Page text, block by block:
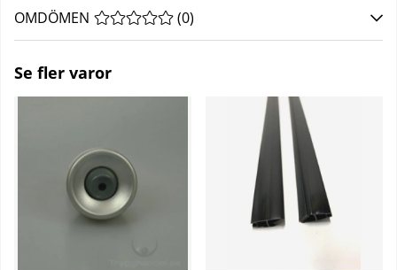
OMDÖMEN MEDELBETYG 0 AV 5 ANTAL BETYG 0
(0)
Se fler varor